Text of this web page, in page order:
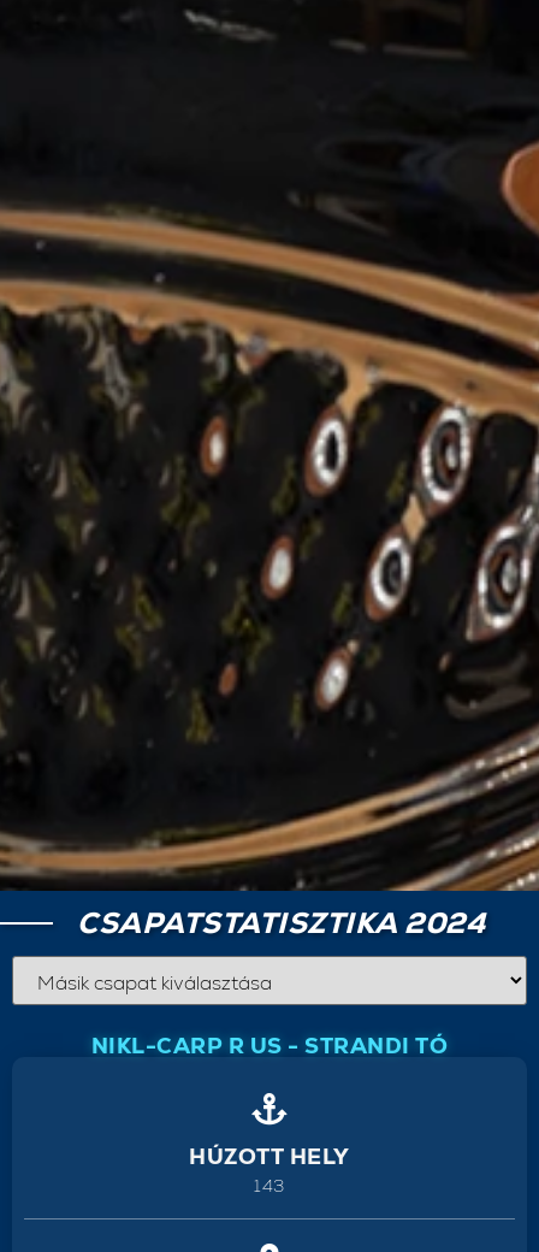
CSAPATSTATISZTIKA 2024
NIKL-CARP R US - STRANDI TÓ
HÚZOTT HELY
143